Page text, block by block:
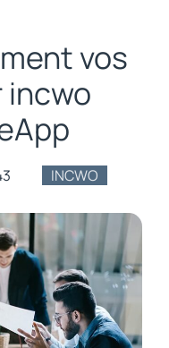
vos
incwo
INCWO